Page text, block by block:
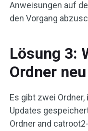
Anweisungen auf
den Vorgang
Lösung 3:
Ordner
Es gibt zwei
Updates
Ordner and